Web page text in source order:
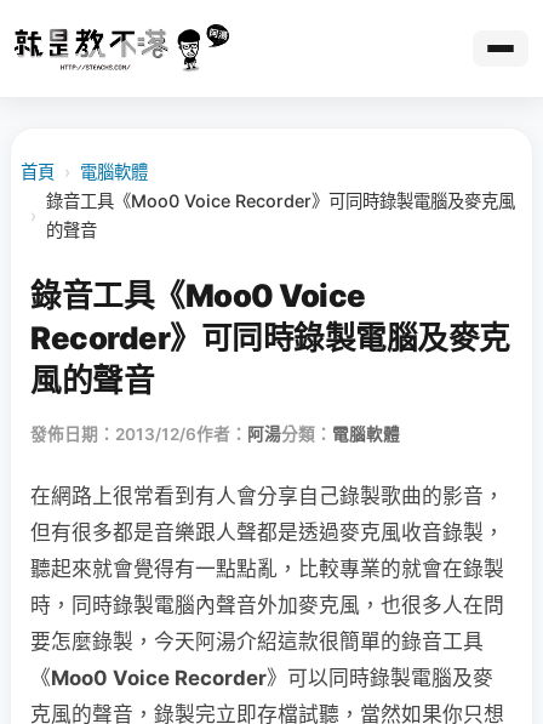
首頁 › 電腦軟體
›
錄音工具《Moo0 Voice Recorder》可同時錄製電腦及麥克風
的聲音
錄音工具《Moo0 Voice
Recorder》可同時錄製電腦及麥克
風的聲音
發佈日期：2013/12/6作者： 阿湯分類： 電腦軟體
在網路上很常看到有人會分享自己錄製歌曲的影音，
但有很多都是音樂跟人聲都是透過麥克風收音錄製，
聽起來就會覺得有一點點亂，比較專業的就會在錄製
時，同時錄製電腦內聲音外加麥克風，也很多人在問
要怎麼錄製，今天阿湯介紹這款很簡單的錄音工具
《Moo0 Voice Recorder》可以同時錄製電腦及麥
克風的聲音，錄製完立即存檔試聽，當然如果你只想